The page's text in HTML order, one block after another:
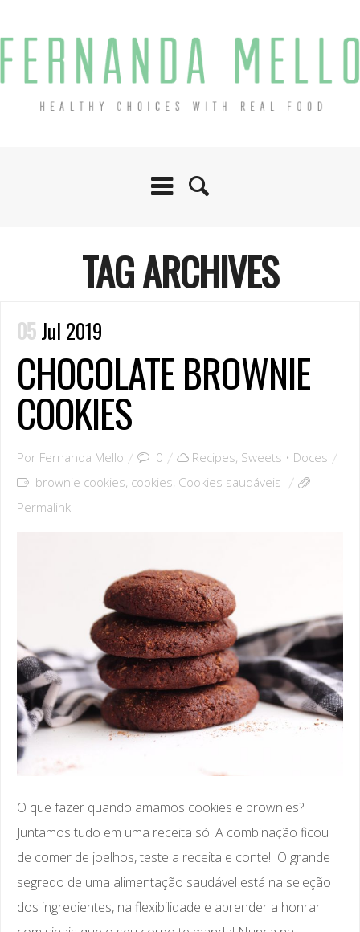
TAG ARCHIVES
05Jul 2019
CHOCOLATE BROWNIE
COOKIES
Por Fernanda Mello 0 Recipes, Sweets • Doces
brownie cookies, cookies, Cookies saudáveis
Permalink
O que fazer quando amamos cookies e brownies?
Juntamos tudo em uma receita só! A combinação ficou
de comer de joelhos, teste a receita e conte! O grande
segredo de uma alimentação saudável está na seleção
dos ingredientes, na flexibilidade e aprender a honrar